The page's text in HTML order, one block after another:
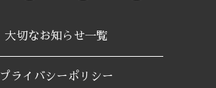
大切なお知らせ一覧
プライバシーポリシー